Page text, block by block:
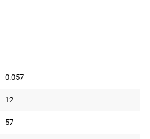
0.057
12
57